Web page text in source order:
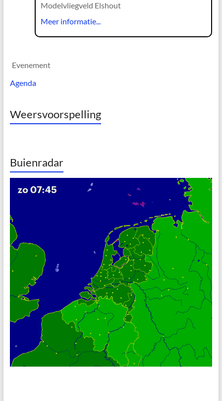
Modelvliegveld Elshout
Meer informatie...
Evenement
Agenda
Weersvoorspelling
Buienradar